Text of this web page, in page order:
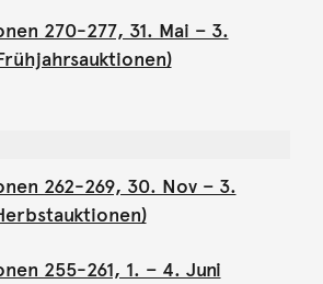
270-277, 31. Mai – 3.
262-269, 30. Nov – 3.
255-261, 1. – 4. Juni